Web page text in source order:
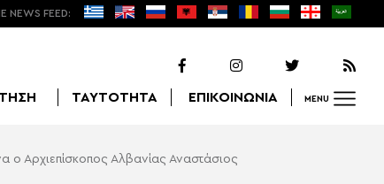
NEWS FEED:
ΤΑΥΤΟΤΗΤΑ ΕΠΙΚΟΙΝΩΝΙΑ MENU
Αναζήτηση
Αρχιεπίσκοπος Αλβανίας Αναστάσιος